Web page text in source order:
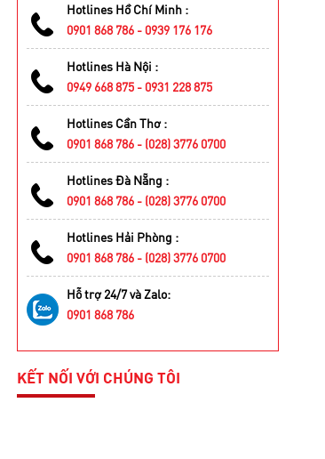
Hotlines Hồ Chí Minh :
0901 868 786 - 0939 176 176
Hotlines Hà Nội :
0949 668 875 - 0931 228 875
Hotlines Cần Thơ :
0901 868 786 - (028) 3776 0700
Hotlines Đà Nẵng :
0901 868 786 - (028) 3776 0700
Hotlines Hải Phòng :
0901 868 786 - (028) 3776 0700
Hỗ trợ 24/7 và Zalo:
0901 868 786
KẾT NỐI VỚI CHÚNG TÔI